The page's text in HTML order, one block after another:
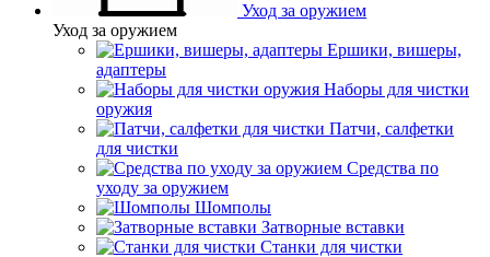
Уход за оружием
Уход за оружием
Ершики, вишеры,
адаптеры
Наборы для чистки
оружия
Патчи, салфетки
для чистки
Средства по
уходу за оружием
Шомполы
Затворные вставки
Станки для чистки